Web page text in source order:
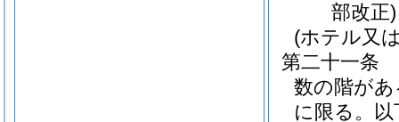
部改正)
(ホテル又
第二十一条
数の階が
に限る。